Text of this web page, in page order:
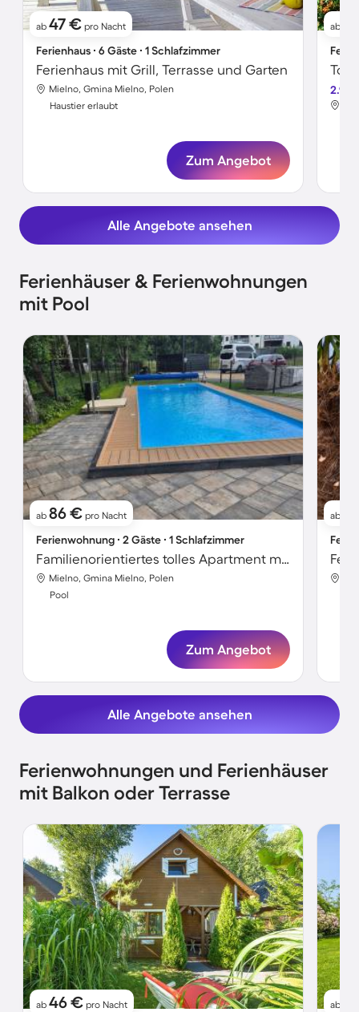
ab 47 € pro Nacht
Ferienhaus ∙ 6 Gäste ∙ 1 Schlafzimmer
Ferienhaus mit Grill, Terrasse und Garten
Mielno, Gmina Mielno, Polen
Haustier erlaubt
Zum Angebot
ab
2.9
Alle Angebote ansehen
Ferienhäuser & Ferienwohnungen
mit Pool
ab 86 € pro Nacht
Ferienwohnung ∙ 2 Gäste ∙ 1 Schlafzimmer
Familienorientiertes tolles Apartment mit Sauna und Pool | Haustierfreundlich
Mielno, Gmina Mielno, Polen
Pool
Zum Angebot
ab
Alle Angebote ansehen
Ferienwohnungen und Ferienhäuser
mit Balkon oder Terrasse
ab 46 € pro Nacht ab